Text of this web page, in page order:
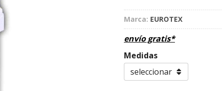
Marca: EUROTEX
envío gratis*
Medidas